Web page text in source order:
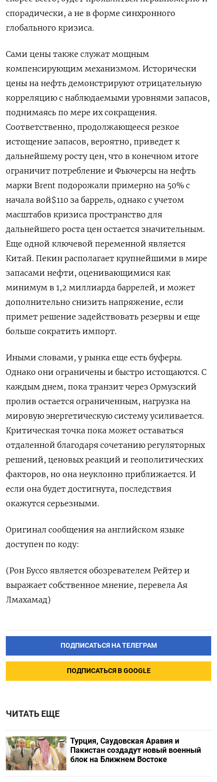
спорадически, а не в форме синхронного
глобального кризиса.
Сами цены также служат мощным
компенсирующим механизмом. Исторически
цены на нефть демонстрируют отрицательную
корреляцию с наблюдаемыми уровнями ​запасов,
поднимаясь по мере их сокращения.
Соответственно, продолжающееся резкое
истощение запасов, вероятно, ⁠приведет к
дальнейшему росту цен, что в конечном итоге
ограничит потребление и Фьючерсы на нефть
марки Brent подорожали примерно на 50% с
начала вой$110 за баррель, однако с учетом
масштабов кризиса пространство для
дальнейшего роста цен остается значительным.
Еще одной ключевой переменной является
‌Китай. Пекин располагает крупнейшими в мире
запасами нефти, оценивающимися как
минимум в 1,2 миллиарда баррелей, и может
дополнительно снизить напряжение, если
примет решение задействовать резервы и еще
больше сократить импорт.
Иными ‌словами, у рынка еще есть буферы.
Однако они ограничены и быстро истощаются. С
каждым днем, пока транзит через Ормузский
пролив остается ограниченным, нагрузка на
мировую энергетическую систему усиливается.
Критическая точка пока может ​оставаться
отдаленной благодаря сочетанию регуляторных
решений, ценовых реакций и геополитических
факторов, но она неуклонно приближается. И
если она будет достигнута, последствия
окажутся серьезными.
Оригинал ‌сообщения на английском языке
доступен по коду:
(Рон Буссо является обозревателем Рейтер и
выражает собственное мнение, перевела Ая
Лмахамад)
ПОДПИСАТЬСЯ НА ТЕЛЕГРАМ
ПОДПИСАТЬСЯ В GOOGLE
ЧИТАТЬ ЕЩЕ
Турция, Саудовская Аравия и
Пакистан создадут новый военный
блок на Ближнем Востоке